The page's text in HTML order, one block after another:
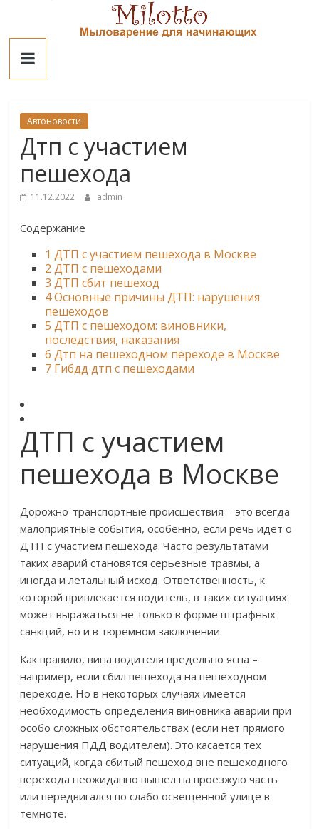
contentМилотто
Автоновости
Дтп с участием
пешехода
11.12.2022 admin
Содержание
1 ДТП с участием пешехода в Москве
2 ДТП с пешеходами
3 ДТП сбит пешеход
4Основные причины ДТП: нарушения
пешеходов
5 ДТП с пешеходом: виновники,
последствия, наказания
6 Дтп на пешеходном переходе в Москве
7 Гибдд дтп с пешеходами
ДТП с участием
пешехода в Москве
Дорожно-транспортные происшествия – это всегда
малоприятные события, особенно, если речь идет о
ДТП с участием пешехода. Часто результатами
таких аварий становятся серьезные травмы, а
иногда и летальный исход. Ответственность, к
которой привлекается водитель, в таких ситуациях
может выражаться не только в форме штрафных
санкций, но и в тюремном заключении.
Как правило, вина водителя предельно ясна –
например, если сбил пешехода на пешеходном
переходе. Но в некоторых случаях имеется
необходимость определения виновника аварии при
особо сложных обстоятельствах (если нет прямого
нарушения ПДД водителем). Это касается тех
ситуаций, когда сбитый пешеход вне пешеходного
перехода неожиданно вышел на проезжую часть
или передвигался по слабо освещенной улице в
темноте.